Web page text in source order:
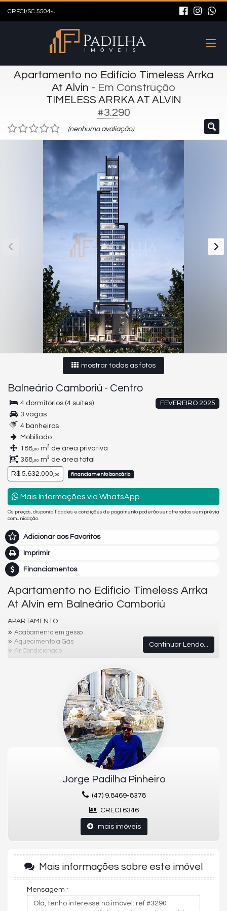
CRECI/SC 5504-J
Apartamento no Edifício Timeless Arrka
At Alvin - Em Construção
TIMELESS ARRKA AT ALVIN
#3.290
(nenhuma avaliação)
mostrar todas as fotos
Balneário Camboriú - Centro
FEVEREIRO 2025
4 dormitórios (4 suítes)
3 vagas
4 banheiros
Mobiliado
188,00 m² de área privativa
368,00 m² de área total
R$ 5.632.000,00 financiamento bancário
Mais Informações via WhatsApp
Os preços, disponibilidades e condições de pagamento poderão ser alterados sem prévia
comunicação.
Adicionar aos Favoritos
Imprimir
Financiamentos
Apartamento no Edifício Timeless Arrka
At Alvin em Balneário Camboriú
APARTAMENTO:
Acabamento em gesso
Aquecimento a Gás
Ar Condicionado
Fechadura com senha na porta de entrada
Hidrômetro Individual
Infraestrutura para água quente
Sistema de fachada Balcon Juliet Glass
Terraço com piscina rotativa
Dual House -Apartamento Duplex
Townhouse
Terraço com spa e churrasqueira à carvão
Academia
Alarme
Continuar Lendo...
Jorge Padilha Pinheiro
(47) 9.8469-8378
CRECI 6346
mais imóveis
Mais informações sobre este imóvel
Mensagem